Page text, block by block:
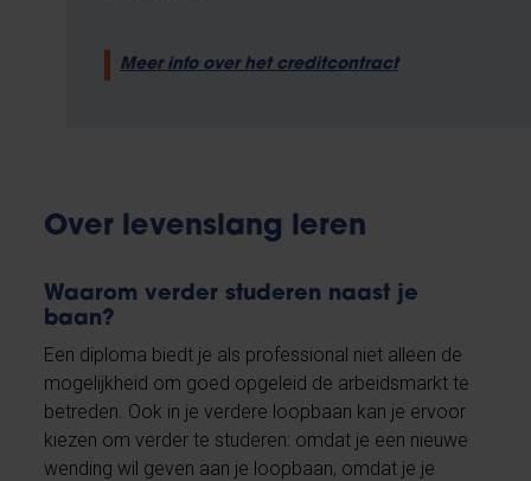
Meer info over het creditcontract
Over levenslang leren
Waarom verder studeren naast je
baan?
Een diploma biedt je als professional niet alleen de
mogelijkheid om goed opgeleid de arbeidsmarkt te
betreden. Ook in je verdere loopbaan kan je ervoor
kiezen om verder te studeren: omdat je een nieuwe
wending wil geven aan je loopbaan, omdat je je